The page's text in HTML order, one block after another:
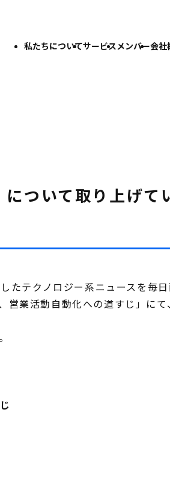
私たちについてサービスメンバー会社
ついて取り上げて
たテクノロジー系ニュースを毎
業活動自動化への道すじ」にて